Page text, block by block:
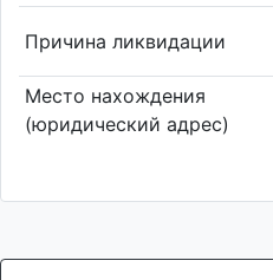
Причина ликвидации
Место нахождения
(юридический адрес)